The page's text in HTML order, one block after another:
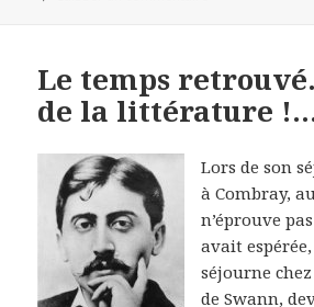
Le temps
de la littérature
Lors de son
à Combray,
n’éprouve
avait
séjourne
de Swann,